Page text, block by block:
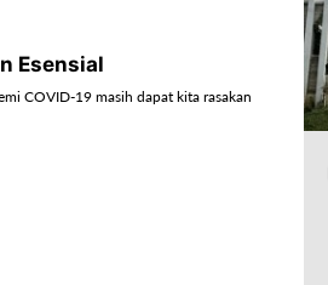
Esensial
COVID-19 masih dapat kita rasakan